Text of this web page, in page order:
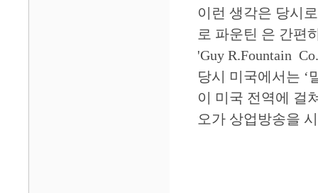
이런 생각은 당시
로 파운틴 은 간편
'Guy R.Fountain
당시 미국에서는 ‘
이 미국 전역에 걸
오가 상업방송을